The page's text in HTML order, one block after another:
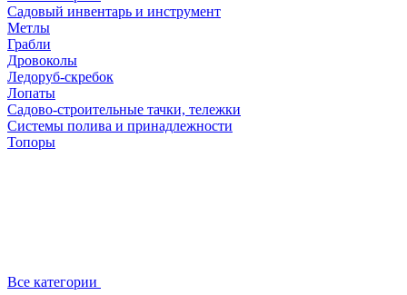
Садовый инвентарь и инструмент
Метлы
Грабли
Дровоколы
Ледоруб-скребок
Лопаты
Садово-строительные тачки, тележки
Системы полива и принадлежности
Топоры
Все категории